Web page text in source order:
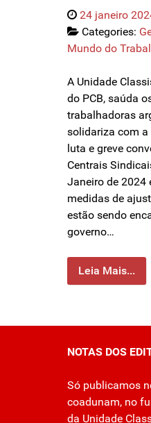
24 janeiro
Categories:
Mundo do
A Unidade
do PCB, saúda
trabalhadoras
solidariza com a
luta e greve
Centrais
Janeiro de 2024
medidas de
estão sendo
governo…
Leia Mais...
NOTAS DOS
Só publicamos
coadunam, no
da Unidade